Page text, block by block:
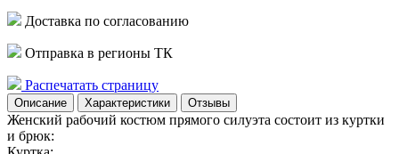
Доставка по согласованию
Отправка в регионы ТК
Распечатать страницу
Описание Характеристики Отзывы
Женский рабочий костюм прямого силуэта состоит из куртки
и брюк: